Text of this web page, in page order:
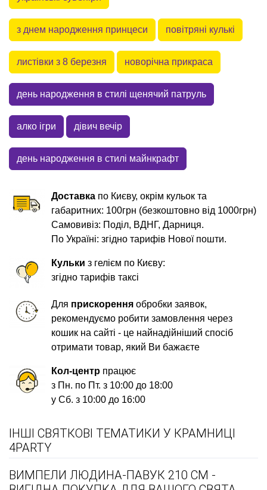
з днем народження принцеси повітряні кулькі
листівки з 8 березня новорічна прикраса
день народження в стилі щенячий патруль
алко ігри дівич вечір
день народження в стилі майнкрафт
Доставка по Києву, окрім кульок та
габаритних: 100грн (безкоштовно від 1000грн)
Самовивіз: Поділ, ВДНГ, Дарниця.
По Україні: згідно тарифів Нової пошти.
Кульки з гелієм по Києву:
згідно тарифів таксі
Для прискорення обробки заявок,
рекомендуємо робити замовлення через
кошик на сайті - це найнадійніший спосіб
отримати товар, який Ви бажаєте
Кол-центр працює
з Пн. по Пт. з 10:00 до 18:00
у Сб. з 10:00 до 16:00
ІНШІ СВЯТКОВІ ТЕМАТИКИ У КРАМНИЦІ
4PARTY
ВИМПЕЛИ ЛЮДИНА-ПАВУК 210 СМ -